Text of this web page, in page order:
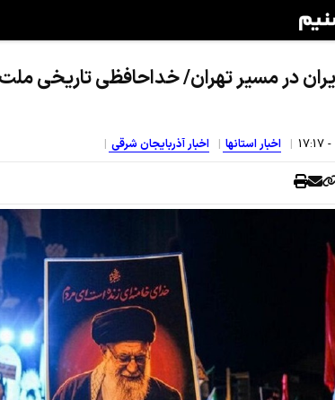
در مسیر تهران/ خداحافظی تاریخی ملت
اخبار استانها اخبار آذربایجان شرقی